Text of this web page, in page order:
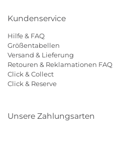
Kundenservice
Hilfe & FAQ
Größentabellen
Versand & Lieferung
Retouren & Reklamationen FAQ
Click & Collect
Click & Reserve
Unsere Zahlungsarten